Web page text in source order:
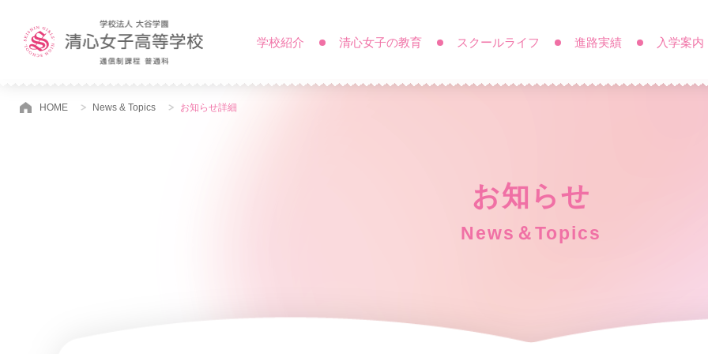
学校紹介 清心女子の教育 スクールライフ 進路実績 入学案内
HOME News & Topics お知らせ詳細
お知らせ
News＆Topics